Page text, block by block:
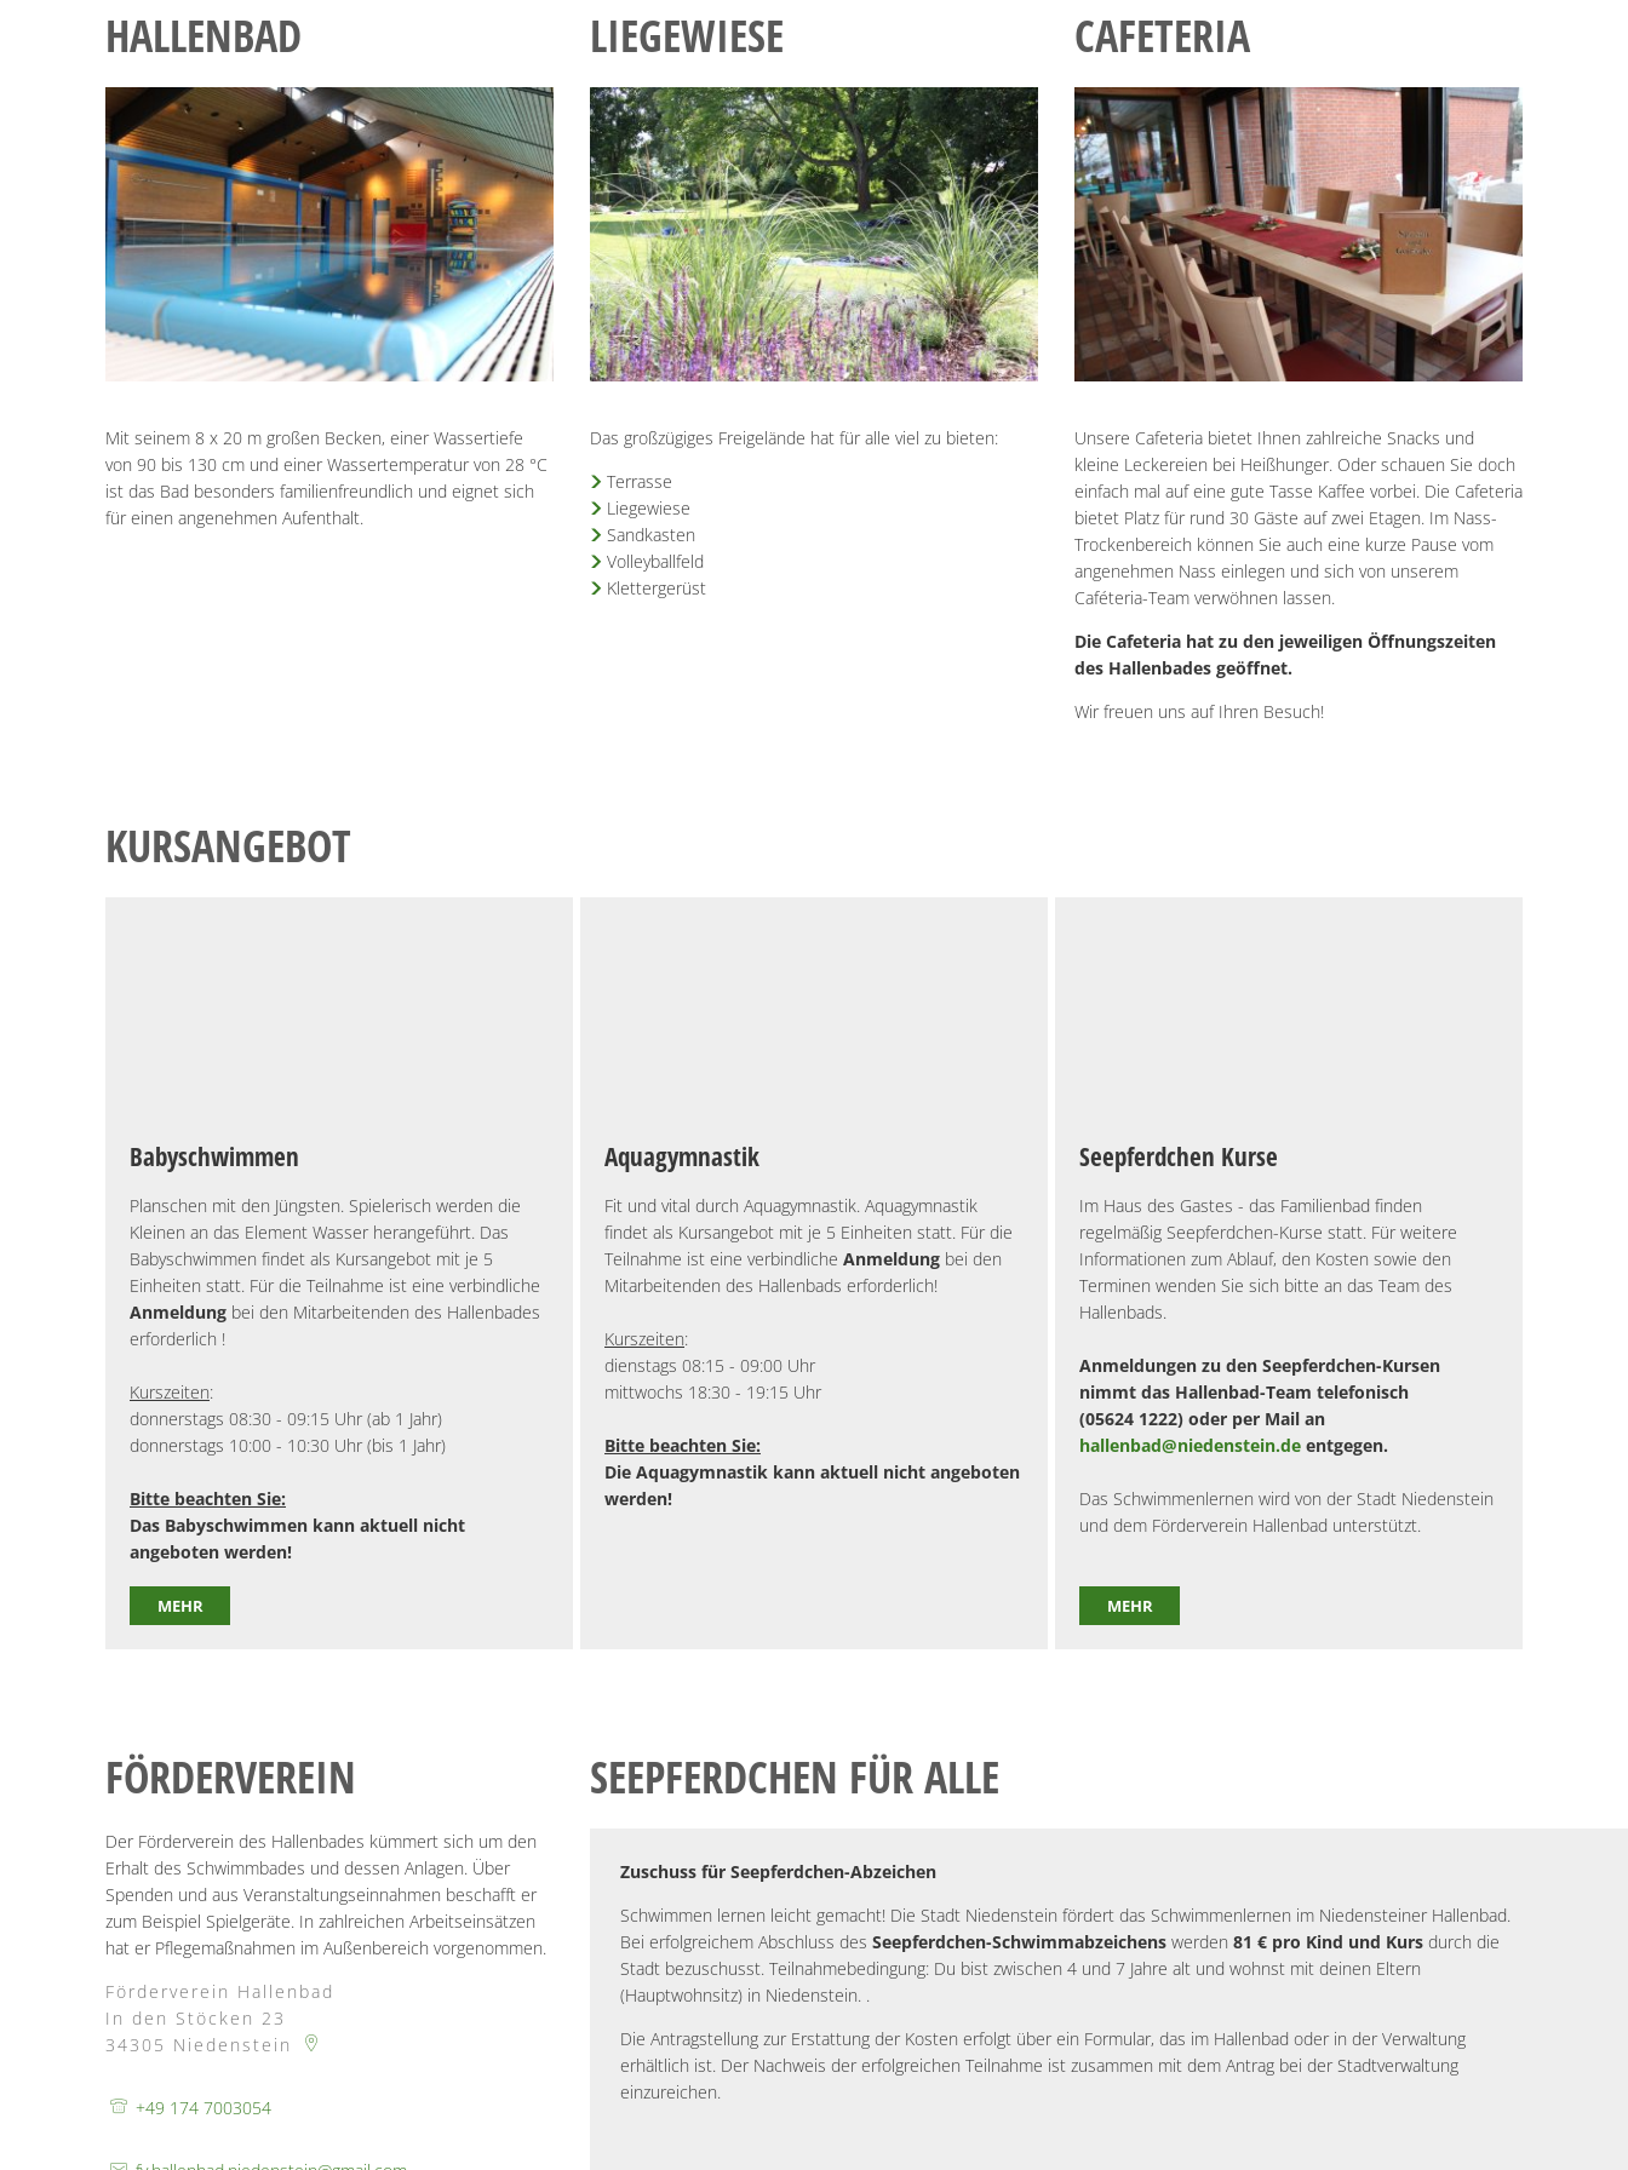
HALLENBAD
Mit seinem 8 x 20 m großen Becken, einer Wassertiefe
von 90 bis 130 cm und einer Wassertemperatur von 28 °C
ist das Bad besonders familienfreundlich und eignet sich
für einen angenehmen Aufenthalt.
LIEGEWIESE
Das großzügiges Freigelände hat für alle viel zu bieten:
Terrasse
Liegewiese
Sandkasten
Volleyballfeld
Klettergerüst
CAFETERIA
Unsere Cafeteria bietet Ihnen zahlreiche Snacks und
kleine Leckereien bei Heißhunger. Oder schauen Sie doch
einfach mal auf eine gute Tasse Kaffee vorbei. Die Cafeteria
bietet Platz für rund 30 Gäste auf zwei Etagen. Im Nass-
Trockenbereich können Sie auch eine kurze Pause vom
angenehmen Nass einlegen und sich von unserem
Caféteria-Team verwöhnen lassen.
Die Cafeteria hat zu den jeweiligen Öffnungszeiten
des Hallenbades geöffnet.
Wir freuen uns auf Ihren Besuch!
KURSANGEBOT
Babyschwimmen
Planschen mit den Jüngsten. Spielerisch werden die
Kleinen an das Element Wasser herangeführt. Das
Babyschwimmen findet als Kursangebot mit je 5
Einheiten statt. Für die Teilnahme ist eine verbindliche
Anmeldung bei den Mitarbeitenden des Hallenbades
erforderlich !
Kurszeiten:
donnerstags 08:30 - 09:15 Uhr (ab 1 Jahr)
donnerstags 10:00 - 10:30 Uhr (bis 1 Jahr)
Bitte beachten Sie:
Das Babyschwimmen kann aktuell nicht
angeboten werden!
MEHR
Aquagymnastik
Fit und vital durch Aquagymnastik. Aquagymnastik
findet als Kursangebot mit je 5 Einheiten statt. Für die
Teilnahme ist eine verbindliche Anmeldung bei den
Mitarbeitenden des Hallenbads erforderlich!
Kurszeiten:
dienstags 08:15 - 09:00 Uhr
mittwochs 18:30 - 19:15 Uhr
Bitte beachten Sie:
Die Aquagymnastik kann aktuell nicht angeboten
werden!
Seepferdchen Kurse
Im Haus des Gastes - das Familienbad finden
regelmäßig Seepferdchen-Kurse statt. Für weitere
Informationen zum Ablauf, den Kosten sowie den
Terminen wenden Sie sich bitte an das Team des
Hallenbads.
Anmeldungen zu den Seepferdchen-Kursen
nimmt das Hallenbad-Team telefonisch
(05624 1222) oder per Mail an
hallenbad@niedenstein.de entgegen.
Das Schwimmenlernen wird von der Stadt Niedenstein
und dem Förderverein Hallenbad unterstützt.
MEHR
FÖRDERVEREIN
Der Förderverein des Hallenbades kümmert sich um den
Erhalt des Schwimmbades und dessen Anlagen. Über
Spenden und aus Veranstaltungseinnahmen beschafft er
zum Beispiel Spielgeräte. In zahlreichen Arbeitseinsätzen
hat er Pflegemaßnahmen im Außenbereich vorgenommen.
Förderverein Hallenbad
In den Stöcken 23
34305 Niedenstein
+49 174 7003054
SEEPFERDCHEN FÜR ALLE
Zuschuss für Seepferdchen-Abzeichen
Schwimmen lernen leicht gemacht! Die Stadt Niedenstein fördert das Schwimmenlernen im Niedensteiner Hallenbad.
Bei erfolgreichem Abschluss des Seepferdchen-Schwimmabzeichens werden 81 € pro Kind und Kurs durch die
Stadt bezuschusst. Teilnahmebedingung: Du bist zwischen 4 und 7 Jahre alt und wohnst mit deinen Eltern
(Hauptwohnsitz) in Niedenstein. .
Die Antragstellung zur Erstattung der Kosten erfolgt über ein Formular, das im Hallenbad oder in der Verwaltung
erhältlich ist. Der Nachweis der erfolgreichen Teilnahme ist zusammen mit dem Antrag bei der Stadtverwaltung
einzureichen.